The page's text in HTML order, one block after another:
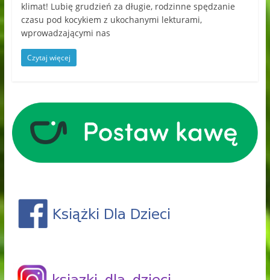
klimat! Lubię grudzień za długie, rodzinne spędzanie
czasu pod kocykiem z ukochanymi lekturami,
wprowadzającymi nas
Czytaj więcej